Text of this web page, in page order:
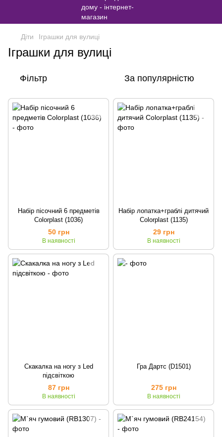
Діти Іграшки для вулиці
Іграшки для вулиці
Фільтр За популярністю
Набір пісочний 6 предметів
Colorplast (1036)
50 грн
В наявності
Набір лопатка+граблі дитячий
Colorplast (1135)
29 грн
В наявності
Скакалка на ногу з Led
підсвіткою
87 грн
В наявності
Гра Дартс (D1501)
275 грн
В наявності